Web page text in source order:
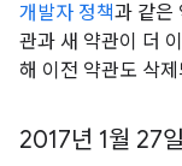
개발자 정책과 같은
관과 새 약관이 더
해 이전 약관도 삭
2017년 1월 27일